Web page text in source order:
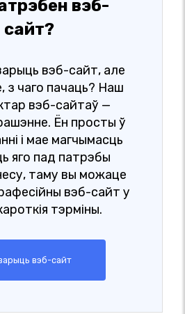
вэб-
сайт?
вэб-сайт, але
з чаго пачаць? Наш
вэб-сайтаў —
Ён просты ў
і мае магчымасць
яго пад патрэбы
таму вы можаце
вэб-сайт у
тэрміны.
вэб-сайт